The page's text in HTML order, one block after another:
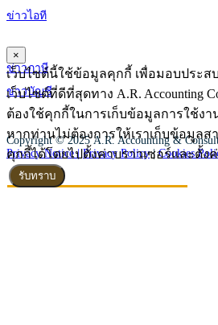
ข่าวไอที
ข่าวภาษี
ข่าวบัญชี
Copyright © 2025 A.R. Accounting &
Privacy Notice | Privacy Policy|Cookies
×
เว็บไซต์นี้ใช้ข้อมูลคุกกี้ เพื่อมอบประส
เว็บไซต์ที่ดีที่สุดทาง A.R. Accounting
ต้องใช้คุกกี้ในการเก็บข้อมูลการใช้ง
หากท่านไม่ต้องการให้เราเก็บข้อมูลส
คุกกี้ได้โดยไปตั้งค่าบราวเซอร์และตั้ง
รับทราบ